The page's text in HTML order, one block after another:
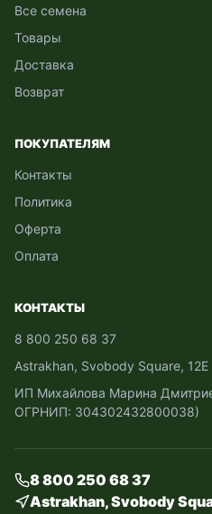
Все семена
Товары
Доставка
Возврат
ПОКУПАТЕЛЯМ
Контакты
Политика
Оферта
Оплата
КОНТАКТЫ
8 800 250 68 37
Astrakhan, Svobody Square, 12Е
ИП Михайлова Марина
ОГРНИП: 304302432800038)
8 800 250 68 37
Astrakhan, Svobody